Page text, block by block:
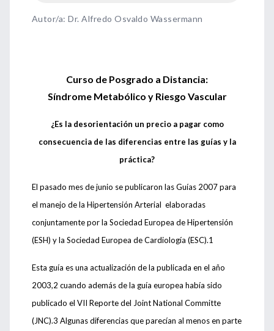
Autor/a: Dr. Alfredo Osvaldo Wassermann
Curso de Posgrado a Distancia:
Síndrome Metabólico y Riesgo Vascular
¿Es la desorientación un precio a pagar como
consecuencia de las diferencias entre las guías y la
práctica?
El pasado mes de junio se publicaron las Guías 2007 para
el manejo de la Hipertensión Arterial elaboradas
conjuntamente por la Sociedad Europea de Hipertensión
(ESH) y la Sociedad Europea de Cardiología (ESC).1
Esta guía es una actualización de la publicada en el año
2003,2 cuando además de la guía europea había sido
publicado el VII Reporte del Joint National Committe
(JNC).3 Algunas diferencias que parecían al menos en parte